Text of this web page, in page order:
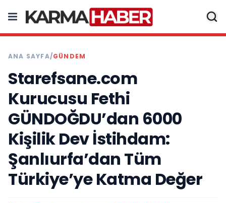
ANA SAYFA/GÜNDEM
Starefsane.com
Kurucusu Fethi
GÜNDOĞDU’dan 6000
Kişilik Dev İstihdam:
Şanlıurfa’dan Tüm
Türkiye’ye Katma Değer